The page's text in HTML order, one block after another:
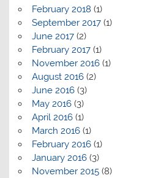
February 2018 (1)
September 2017(1)
June 2017(2)
February 2017(1)
November 2016(1)
August 2016(2)
June 2016(3)
May 2016(3)
April 2016(1)
March 2016(1)
February 2016(1)
January 2016(3)
November 2015(8)